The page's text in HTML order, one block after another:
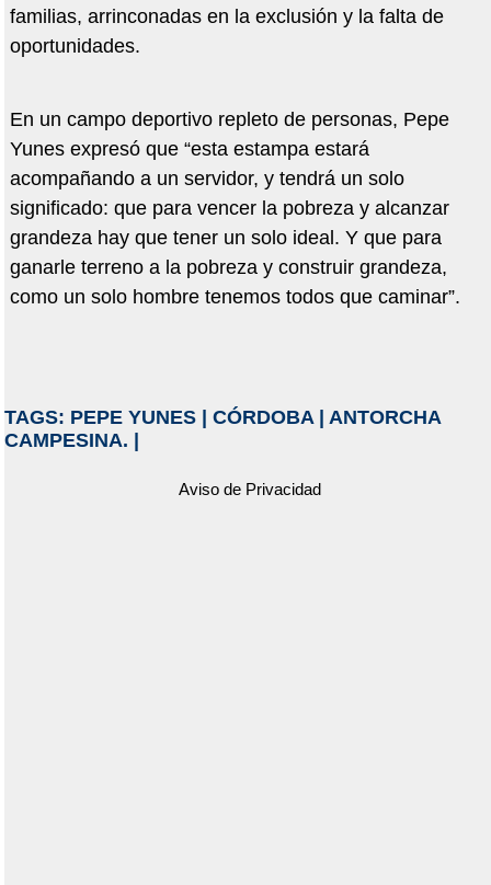
familias, arrinconadas en la exclusión y la falta de
oportunidades.
En un campo deportivo repleto de personas, Pepe
Yunes expresó que “esta estampa estará
acompañando a un servidor, y tendrá un solo
significado: que para vencer la pobreza y alcanzar
grandeza hay que tener un solo ideal. Y que para
ganarle terreno a la pobreza y construir grandeza,
como un solo hombre tenemos todos que caminar”.
TAGS: PEPE YUNES| CÓRDOBA| ANTORCHA
CAMPESINA.
Aviso de Privacidad